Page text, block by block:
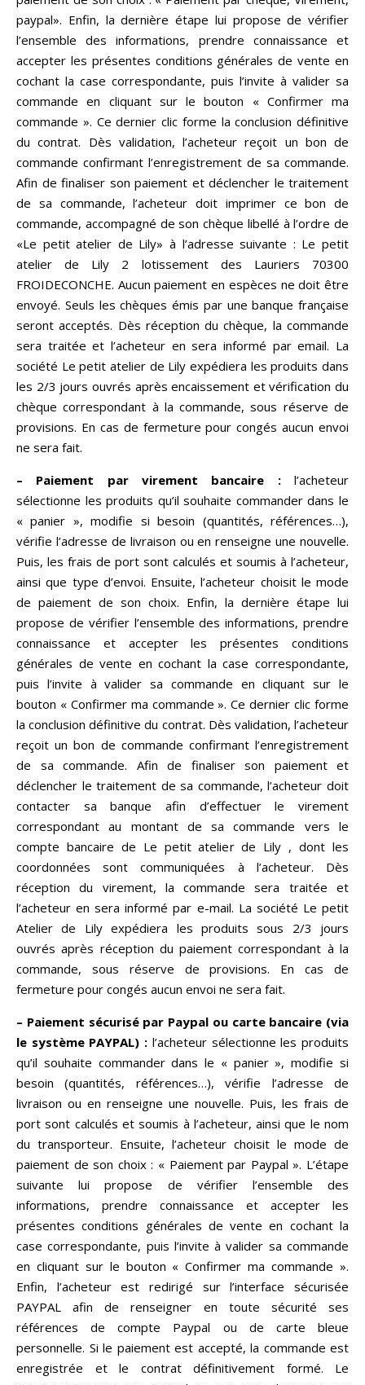
paypal». Enfin, la dernière étape lui propose de vérifier
l’ensemble des informations, prendre connaissance et
accepter les présentes conditions générales de vente en
cochant la case correspondante, puis l’invite à valider sa
commande en cliquant sur le bouton « Confirmer ma
commande ». Ce dernier clic forme la conclusion définitive
du contrat. Dès validation, l’acheteur reçoit un bon de
commande confirmant l’enregistrement de sa commande.
Afin de finaliser son paiement et déclencher le traitement
de sa commande, l’acheteur doit imprimer ce bon de
commande, accompagné de son chèque libellé à l’ordre de
«Le petit atelier de Lily» à l’adresse suivante : Le petit
atelier de Lily 2 lotissement des Lauriers 70300
FROIDECONCHE. Aucun paiement en espèces ne doit être
envoyé. Seuls les chèques émis par une banque française
seront acceptés. Dès réception du chèque, la commande
sera traitée et l’acheteur en sera informé par email. La
société Le petit atelier de Lily expédiera les produits dans
les 2/3 jours ouvrés après encaissement et vérification du
chèque correspondant à la commande, sous réserve de
provisions. En cas de fermeture pour congés aucun envoi
ne sera fait.
– Paiement par virement bancaire :l’acheteur
sélectionne les produits qu’il souhaite commander dans le
« panier », modifie si besoin (quantités, références…),
vérifie l’adresse de livraison ou en renseigne une nouvelle.
Puis, les frais de port sont calculés et soumis à l’acheteur,
ainsi que type d’envoi. Ensuite, l’acheteur choisit le mode
de paiement de son choix. Enfin, la dernière étape lui
propose de vérifier l’ensemble des informations, prendre
connaissance et accepter les présentes conditions
générales de vente en cochant la case correspondante,
puis l’invite à valider sa commande en cliquant sur le
bouton « Confirmer ma commande ». Ce dernier clic forme
la conclusion définitive du contrat. Dès validation, l’acheteur
reçoit un bon de commande confirmant l’enregistrement
de sa commande. Afin de finaliser son paiement et
déclencher le traitement de sa commande, l’acheteur doit
contacter sa banque afin d’effectuer le virement
correspondant au montant de sa commande vers le
compte bancaire de Le petit atelier de Lily , dont les
coordonnées sont communiquées à l’acheteur. Dès
réception du virement, la commande sera traitée et
l’acheteur en sera informé par e-mail. La société Le petit
Atelier de Lily expédiera les produits sous 2/3 jours
ouvrés après réception du paiement correspondant à la
commande, sous réserve de provisions. En cas de
fermeture pour congés aucun envoi ne sera fait.
– Paiement sécurisé par Paypal ou carte bancaire (via
le système PAYPAL) : l’acheteur sélectionne les produits
qu’il souhaite commander dans le « panier », modifie si
besoin (quantités, références…), vérifie l’adresse de
livraison ou en renseigne une nouvelle. Puis, les frais de
port sont calculés et soumis à l’acheteur, ainsi que le nom
du transporteur. Ensuite, l’acheteur choisit le mode de
paiement de son choix : « Paiement par Paypal ». L’étape
suivante lui propose de vérifier l’ensemble des
informations, prendre connaissance et accepter les
présentes conditions générales de vente en cochant la
case correspondante, puis l’invite à valider sa commande
en cliquant sur le bouton « Confirmer ma commande ».
Enfin, l’acheteur est redirigé sur l’interface sécurisée
PAYPAL afin de renseigner en toute sécurité ses
références de compte Paypal ou de carte bleue
personnelle. Si le paiement est accepté, la commande est
enregistrée et le contrat définitivement formé. Le